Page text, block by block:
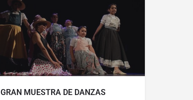
GRAN MUESTRA DE DANZAS